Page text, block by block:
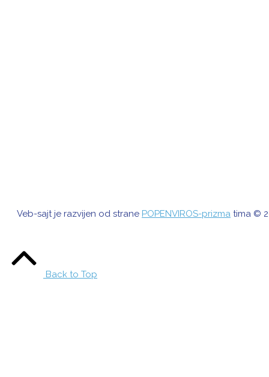
Veb-sajt je razvijen od strane POPENVIROS-prizma tima ©
Back to Top